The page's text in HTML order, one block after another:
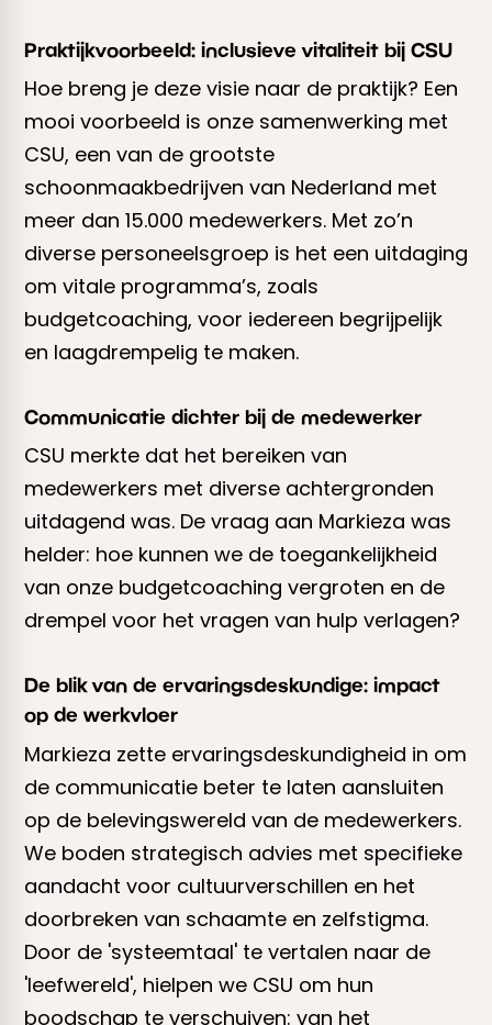
Praktijkvoorbeeld: inclusieve vitaliteit bij CSU
Hoe breng je deze visie naar de praktijk? Een
mooi voorbeeld is onze samenwerking met
CSU, een van de grootste
schoonmaakbedrijven van Nederland met
meer dan 15.000 medewerkers. Met zo’n
diverse personeelsgroep is het een uitdaging
om vitale programma’s, zoals
budgetcoaching, voor iedereen begrijpelijk
en laagdrempelig te maken.
Communicatie dichter bij de medewerker
CSU merkte dat het bereiken van
medewerkers met diverse achtergronden
uitdagend was. De vraag aan Markieza was
helder: hoe kunnen we de toegankelijkheid
van onze budgetcoaching vergroten en de
drempel voor het vragen van hulp verlagen?
De blik van de ervaringsdeskundige: impact
op de werkvloer
Markieza zette ervaringsdeskundigheid in om
de communicatie beter te laten aansluiten
op de belevingswereld van de medewerkers.
We boden strategisch advies met specifieke
aandacht voor cultuurverschillen en het
doorbreken van schaamte en zelfstigma.
Door de 'systeemtaal' te vertalen naar de
'leefwereld', hielpen we CSU om hun
boodschap te verschuiven: van het